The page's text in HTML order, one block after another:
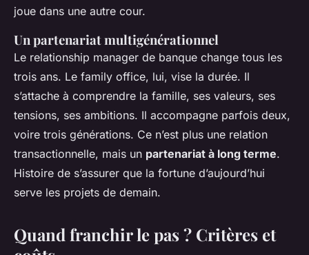
joue dans une autre cour.
Un partenariat multigénérationnel
Le relationship manager de banque change tous les
trois ans. Le family office, lui, vise la durée. Il
s’attache à comprendre la famille, ses valeurs, ses
tensions, ses ambitions. Il accompagne parfois deux,
voire trois générations. Ce n’est plus une relation
transactionnelle, mais un partenariat à long terme.
Histoire de s’assurer que la fortune d’aujourd’hui
serve les projets de demain.
Quand franchir le pas ? Critères et